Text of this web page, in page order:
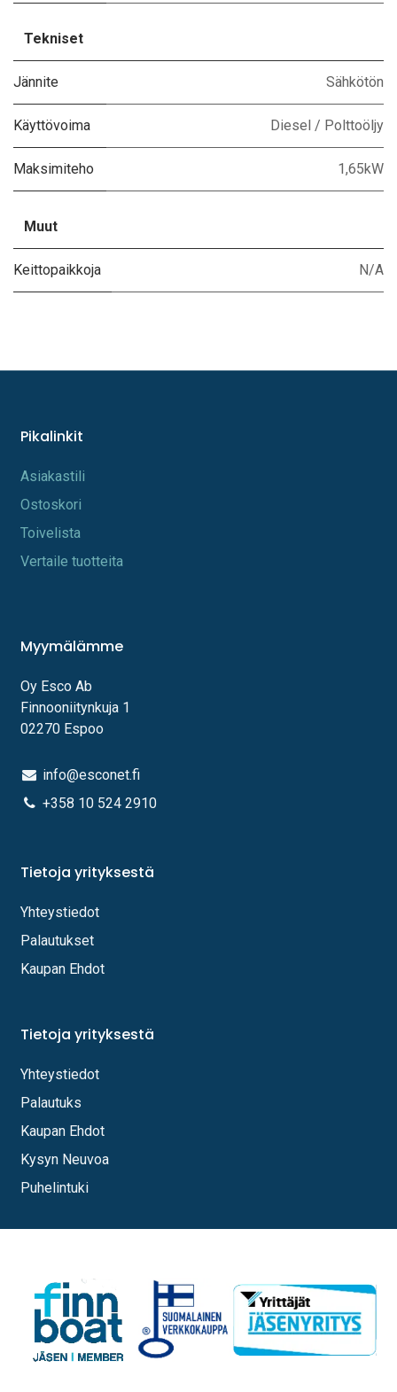
Tekniset
Jännite Sähkötön
Käyttövoima Diesel / Polttoöljy
Maksimiteho 1,65kW
Muut
Keittopaikkoja N/A
Pikalinkit
A​s​iakastili
Os​toskori
Toi​velista
Vertaile tuotteita
Myymälämme
Oy Esco Ab
Finnooniitynkuja 1
02270 Espoo
info@esconet.fi
+358 10 524 2910
Tietoja yrityksestä
Yhteystiedot
Palautukset
Kaupan Ehdot
Tietoja yrityksestä
Yhteystiedot
Palautuks
Kaupan Ehdot
Kysyn Neuvoa
Puhelintuki